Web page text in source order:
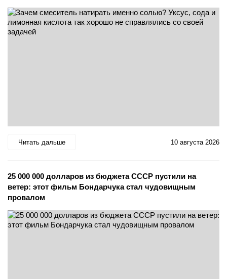
Читать дальше 10 августа 2026
25 000 000 долларов из бюджета СССР пустили на
ветер: этот фильм Бондарчука стал чудовищным
провалом